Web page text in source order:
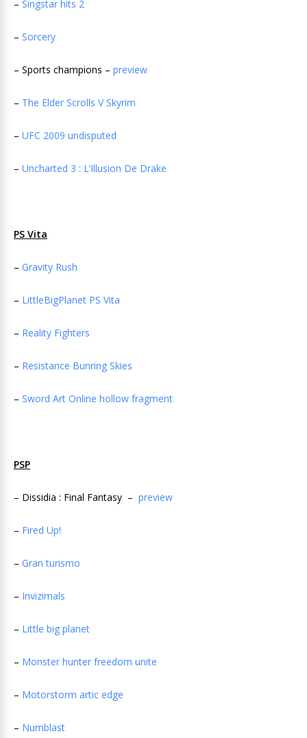
– Singstar hits 2
– Sorcery
– Sports champions – preview
– The Elder Scrolls V Skyrim
– UFC 2009 undisputed
– Uncharted 3 : L’Illusion De Drake
PS Vita
– Gravity Rush
– LittleBigPlanet PS Vita
– Reality Fighters
– Resistance Bunring Skies
– Sword Art Online hollow fragment
PSP
– Dissidia : Final Fantasy – preview
– Fired Up!
– Gran turismo
– Invizimals
– Little big planet
– Monster hunter freedom unite
– Motorstorm artic edge
– Numblast